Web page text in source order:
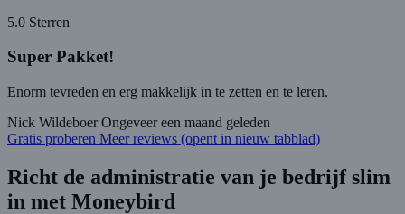
5.0 Sterren
Super Pakket!
Enorm tevreden en erg makkelijk in te zetten en te leren.
Nick Wildeboer Ongeveer een maand geleden
Gratis proberen Meer reviews (opent in nieuw tabblad)
Richt de administratie van je bedrijf slim
in met Moneybird